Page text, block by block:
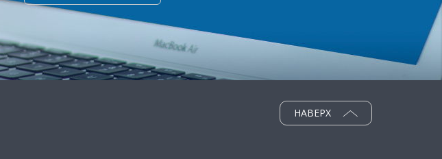
НАВЕРХ